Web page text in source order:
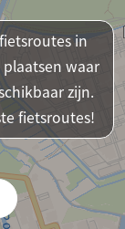
in
waar
zijn.
fietsroutes!